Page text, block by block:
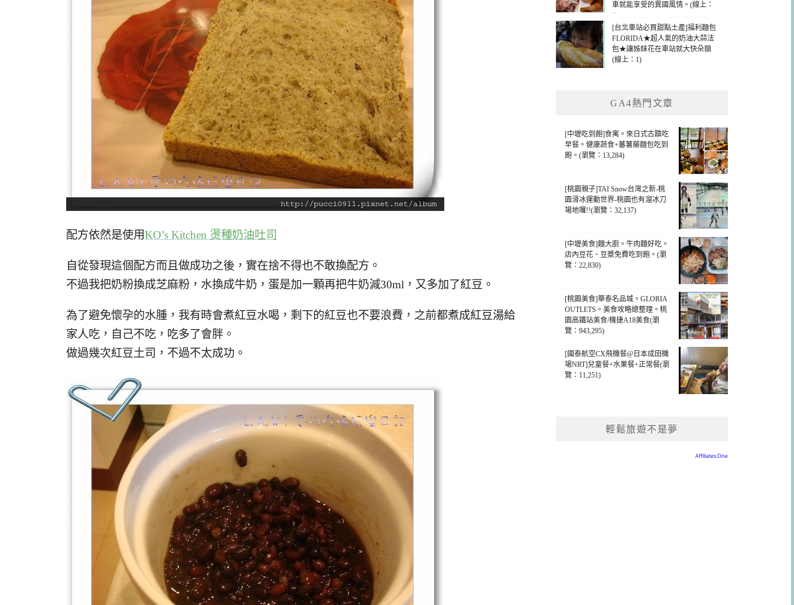
配方依然是使用KO’s Kitchen 燙種奶油吐司
自從發現這個配方而且做成功之後，實在捨不得也不敢換配方。
不過我把奶粉換成芝麻粉，水換成牛奶，蛋是加一顆再把牛奶減30ml，又多加了紅豆。
為了避免懷孕的水腫，我有時會煮紅豆水喝，剩下的紅豆也不要浪費，之前都煮成紅豆湯給
家人吃，自己不吃，吃多了會胖。
做過幾次紅豆土司，不過不太成功。
車就能享受的異國風情。(線上：
1)
[台北車站必買甜點土產]福利麵包
FLORIDA★超人氣的奶油大蒜法
包★讓姊妹花在車站就大快朵頤
(線上：1)
GA4熱門文章
[中壢吃到飽]食寓。來日式古蹟吃
早餐。健康蔬食+蕃薯藤麵包吃到
飽。(瀏覽：13,284)
[桃園親子]TAI Snow台灣之新-桃
園滑冰運動世界-桃園也有溜冰刀
場地囉!!(瀏覽：32,137)
[中壢美食]麵大廚。牛肉麵好吃。
店內豆花、豆漿免費吃到飽。(瀏
覽：22,830)
[桃園美食]華泰名品城。GLORIA
OUTLETS。美食攻略總整理。桃
園高鐵站美食/機捷A18美食(瀏
覽：943,295)
[國泰航空CX飛機餐@日本成田機
場NRT]兒童餐+水果餐+正常餐(瀏
覽：11,251)
輕鬆旅遊不是夢